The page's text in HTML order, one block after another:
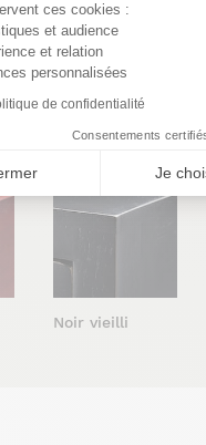
ces cookies :
et audience
et relation
personnalisées
de confidentialité
Consentements
Je
Cendré vernis
Noir vieilli